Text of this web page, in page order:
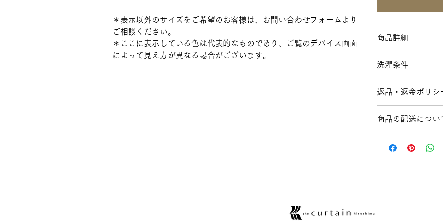
＊表示以外のサイズをご希望のお客様は、お問い合わせフォームより
ご相談ください。
＊ここに表示している色は代表的なものであり、ご覧のデバイス画面
によって見え方が異なる場合がございます。
商品詳細
洗濯条件
る
塩素系及び酸素系漂
タンブル乾燥禁止
アイロン仕上げ禁止
ニングができる
返品・返金ポリシ
ご注文と違う商品が
商品の配送につい
ますので、お届けま